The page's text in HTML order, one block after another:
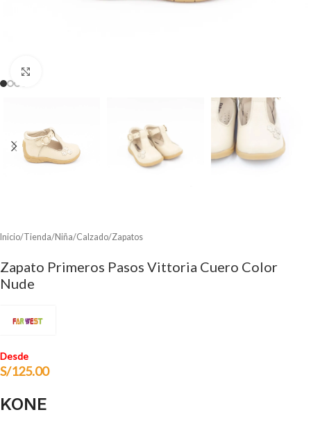
Inicio/Tienda/Niña/Calzado/Zapatos
Zapato Primeros Pasos Vittoria Cuero Color
Nude
Desde
S/125.00
KONE